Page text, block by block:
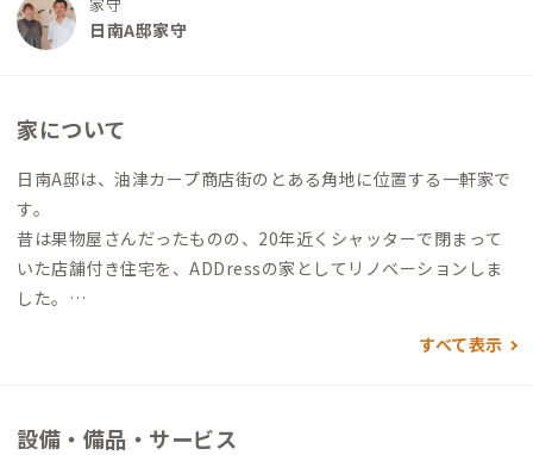
家守
日南A邸家守
家について
日南A邸は、油津カープ商店街のとある角地に位置する一軒家で
す。
昔は果物屋さんだったものの、20年近くシャッターで閉まって
いた店舗付き住宅を、ADDressの家としてリノベーションしま
した。
り、残りのスペースと2階がADDressの専用スペースになってい
すべて表示
設備・備品・サービス